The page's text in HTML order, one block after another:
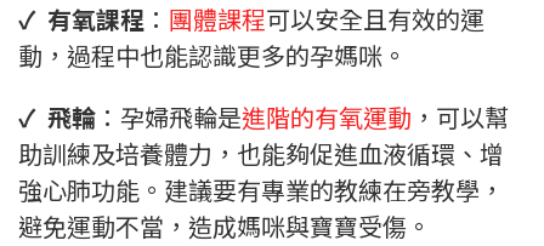
✓ 有氧課程 ： 團體課程可以安全且有效的運
動，過程中也能認識更多的孕媽咪。
✓ 飛輪 ：孕婦飛輪是進階的有氧運動 ，可以幫
助訓練及培養體力，也能夠促進血液循環、增
強心肺功能。建議要有專業的教練在旁教學，
避免運動不當，造成媽咪與寶寶受傷。